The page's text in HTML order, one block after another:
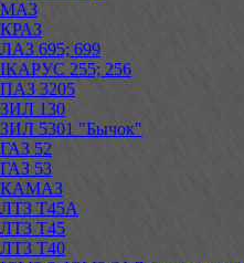
МАЗ
КРАЗ
ЛАЗ 695; 699
ІКАРУС 255; 256
ПАЗ 3205
ЗИЛ 130
ЗИЛ 5301 "Бычок"
ГАЗ 52
ГАЗ 53
КАМАЗ
ЛТЗ Т45А
ЛТЗ Т45
ЛТЗ Т40